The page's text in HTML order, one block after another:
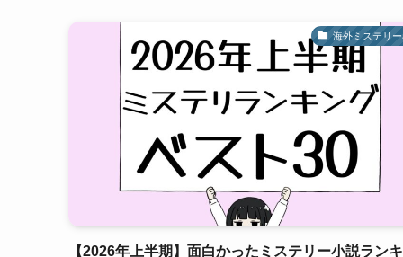
海外ミステリ
【2026年上半期】面白かったミステリー小説ラン